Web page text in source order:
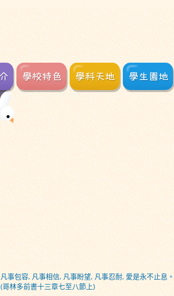
凡事包容, 凡事相信, 凡事盼望, 凡事忍耐, 愛是永不止息。
(哥林多前書十三章七至八節上)